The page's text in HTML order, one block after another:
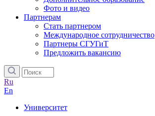
Фото и видео
Партнерам
Стать партнером
Международное сотрудничество
Партнеры СГУГиТ
Предложить вакансию
Ru
En
Университет